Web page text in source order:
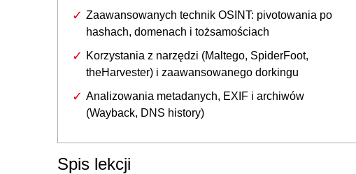
Zaawansowanych technik OSINT: pivotowania po
hashach, domenach i tożsamościach
Korzystania z narzędzi (Maltego, SpiderFoot,
theHarvester) i zaawansowanego dorkingu
Analizowania metadanych, EXIF i archiwów
(Wayback, DNS history)
Spis lekcji